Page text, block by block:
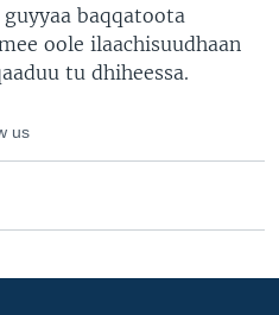
baqqatoota
oole ilaachisuudhaan
tu dhiheessa.
us